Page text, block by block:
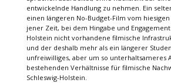
entwickelnde Handlung zu nehmen. Ein
einen längeren No-Budget-Film vom
jener Zeit, bei dem Hingabe und
Holstein nicht vorhandene filmische
und der deshalb mehr als ein längerer
unfreiwilliges, aber um so unterhaltsameres
bestehenden Verhältnisse für filmische
Schleswig-Holstein.